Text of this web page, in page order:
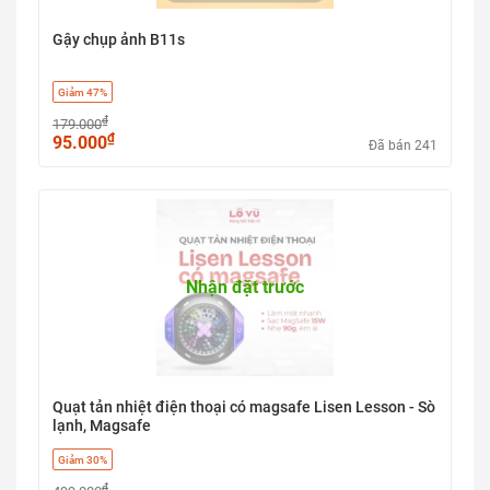
Gậy chụp ảnh B11s
Giảm 47%
179.000₫
95.000₫ Đã bán 241
Nhận đặt trước
Quạt tản nhiệt điện thoại có magsafe Lisen Lesson - Sò
lạnh, Magsafe
Giảm 30%
₫